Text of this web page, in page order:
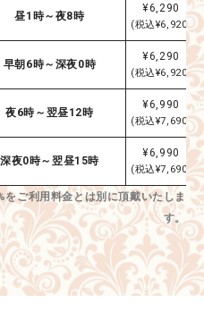
昼1時～夜8時
¥6,290
(税込¥6,920)
早朝6時～深夜0時
¥6,290
(税込¥6,920)
夜6時～翌昼12時
¥6,990
(税込¥7,690)
深夜0時～翌昼15時
¥6,990
(税込¥7,690)
ご利用料金とは別に頂戴いたしま
す。